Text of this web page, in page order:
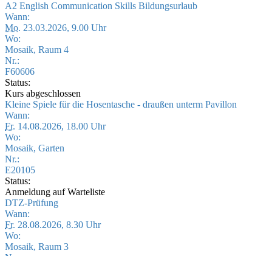
A2 English Communication Skills Bildungsurlaub
Wann:
Mo. 23.03.2026, 9.00 Uhr
Wo:
Mosaik, Raum 4
Nr.:
F60606
Status:
Kurs abgeschlossen
Kleine Spiele für die Hosentasche - draußen unterm Pavillon
Wann:
Fr. 14.08.2026, 18.00 Uhr
Wo:
Mosaik, Garten
Nr.:
E20105
Status:
Anmeldung auf Warteliste
DTZ-Prüfung
Wann:
Fr. 28.08.2026, 8.30 Uhr
Wo:
Mosaik, Raum 3